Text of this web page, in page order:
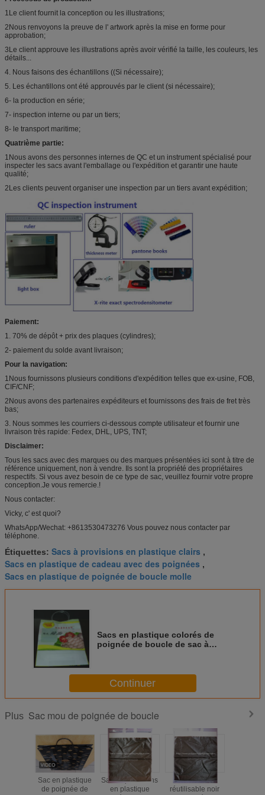
1Le client fournit la conception ou les illustrations;
2Nous renvoyons la preuve de l' artwork après la mise en forme pour
approbation;
3Le client approuve les illustrations après avoir vérifié la taille, les couleurs, les
détails...
4. Nous faisons des échantillons ((Si nécessaire);
5. Les échantillons ont été approuvés par le client (si nécessaire);
6- la production en série;
7- inspection interne ou par un tiers;
8- le transport maritime;
Quatrième partie:
1Nous avons des personnes internes de QC et un instrument spécialisé pour
inspecter les sacs avant l'emballage ou l'expédition et garantir une haute
qualité;
2Les clients peuvent organiser une inspection par un tiers avant expédition;
Paiement:
1. 70% de dépôt + prix des plaques (cylindres);
2- paiement du solde avant livraison;
Pour la navigation:
1Nous fournissons plusieurs conditions d'expédition telles que ex-usine, FOB,
CIF/CNF;
2Nous avons des partenaires expéditeurs et fournissons des frais de fret très
bas;
3. Nous sommes les courriers ci-dessous compte utilisateur et fournir une
livraison très rapide: Fedex, DHL, UPS, TNT;
Disclaimer:
Tous les sacs avec des marques ou des marques présentées ici sont à titre de
référence uniquement, non à vendre. Ils sont la propriété des propriétaires
respectifs. Si vous avez besoin de ce type de sac, veuillez fournir votre propre
conception.Je vous remercie.!
Nous contacter:
Vicky, c' est quoi?
WhatsApp/Wechat: +8613530473276 Vous pouvez nous contacter par
téléphone.
Étiquettes: Sacs à provisions en plastique clairs ,
Sacs en plastique de cadeau avec des poignées ,
Sacs en plastique de poignée de boucle molle
Sacs en plastique colorés de
poignée de boucle de sac à
Continuer
Plus Sac mou de poignée de boucle
Sac en plastique
de poignée de
Sacs à provisions
en plastique
Sac mou
réutilisable noir